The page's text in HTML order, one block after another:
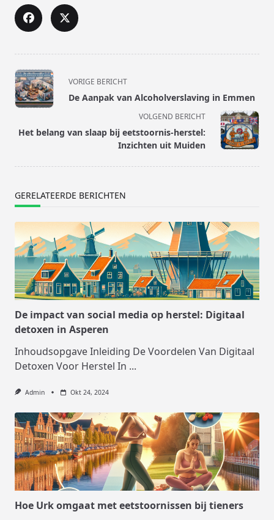
<span
class="nav-
subtitle
reader-
VORIGE BERICHT
De Aanpak van Alcoholverslaving in Emmen
VOLGEND BERICHT
Het belang van slaap bij eetstoornis-herstel:
Inzichten uit Muiden
GERELATEERDE BERICHTEN
De impact van social media op herstel: Digitaal
detoxen in Asperen
Inhoudsopgave Inleiding De Voordelen Van Digitaal
Detoxen Voor Herstel In ...
Admin Okt 24, 2024
Hoe Urk omgaat met eetstoornissen bij tieners